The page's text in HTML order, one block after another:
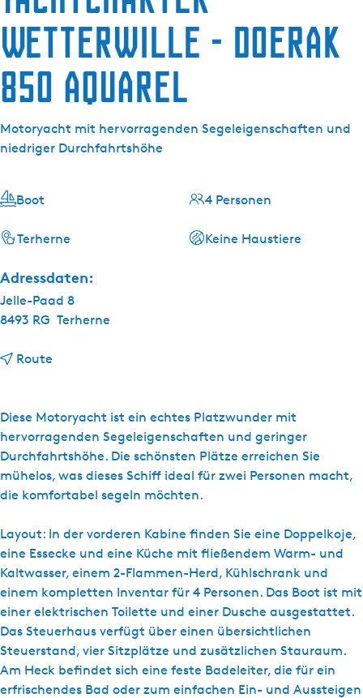
Wetterwille - Doerak
850 Aquarel
Motoryacht mit hervorragenden Segeleigenschaften und
niedriger Durchfahrtshöhe
Diese Motoryacht ist ein echtes Platzwunder mit
hervorragenden Segeleigenschaften und geringer
Durchfahrtshöhe. Die schönsten Plätze erreichen Sie
mühelos, was dieses Schiff ideal für zwei Personen macht,
die komfortabel segeln möchten.
Layout: In der vorderen Kabine finden Sie eine Doppelkoje,
eine Essecke und eine Küche mit fließendem Warm- und
Kaltwasser, einem 2-Flammen-Herd, Kühlschrank und
einem kompletten Inventar für 4 Personen. Das Boot ist mit
einer elektrischen Toilette und einer Dusche ausgestattet.
Das Steuerhaus verfügt über einen übersichtlichen
Steuerstand, vier Sitzplätze und zusätzlichen Stauraum.
Am Heck befindet sich eine feste Badeleiter, die für ein
erfrischendes Bad oder zum einfachen Ein- und Aussteigen
Boot
Terherne
4 Personen
Keine Haustiere
Adressdaten:
Jelle-Paad 8
8493 RG Terherne
Route
Y
a
c
h
t
h
a
r
t
e
r
W
e
t